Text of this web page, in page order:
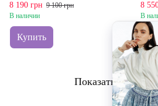
8 190 грн 9 100 грн
В наличии
Купить
8
В
Показать еще 10